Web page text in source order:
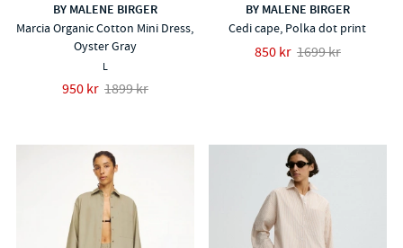
BY MALENE BIRGER
Marcia Organic Cotton Mini Dress,
Oyster Gray
L
950 kr 1899 kr
BY MALENE BIRGER
Cedi cape, Polka dot print
850 kr 1699 kr